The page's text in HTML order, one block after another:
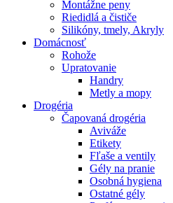
Montážne peny
Riedidlá a čističe
Silikóny, tmely, Akryly
Domácnosť
Rohože
Upratovanie
Handry
Metly a mopy
Drogéria
Čapovaná drogéria
Aviváže
Etikety
Fľaše a ventily
Gély na pranie
Osobná hygiena
Ostatné gély